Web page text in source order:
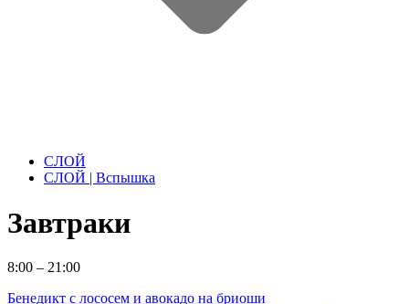
СЛОЙ
СЛОЙ | Вспышка
Завтраки
8:00 – 21:00
Бенедикт с лососем и авокадо на бриоши